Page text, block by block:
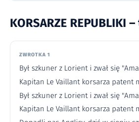
KORSARZE REPUBLIKI
ZWROTKA 1
Był szkuner z Lorient i zwał się
Kapitan Le Vaillant korsarza patent
Był szkuner z Lorient i zwał się
Kapitan Le Vaillant korsarza patent